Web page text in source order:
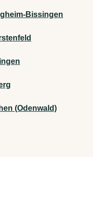
Bissingen
(Odenwald)